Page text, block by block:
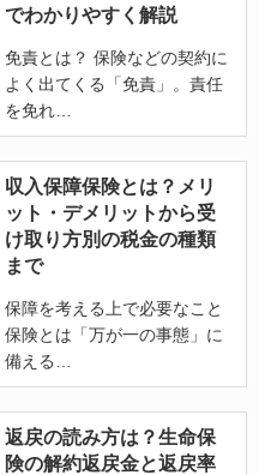
でわかりやすく解説
免責とは？ 保険などの契約に
よく出てくる「免責」。責任
を免れ
収入保障保険とは？メリ
ット・デメリットから受
け取り方別の税金の種類
まで
保障を考える上で必要なこと
保険とは「万が一の事態」に
備える
返戻の読み方は？生命保
険の解約返戻金と返戻率